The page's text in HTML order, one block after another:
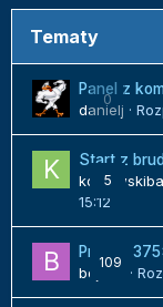
Tematy
0
Panel z
danielj ·
5
Start z
15:12
109
Projekt
bojack
·